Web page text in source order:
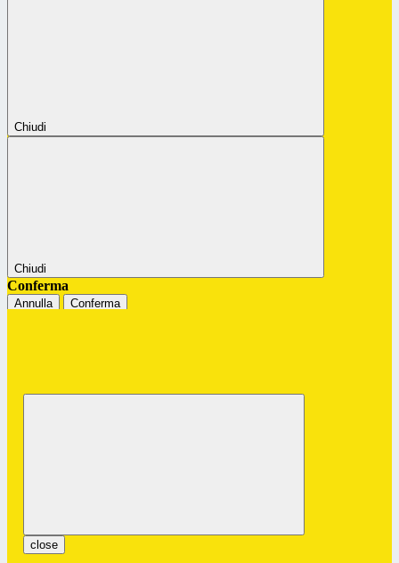
Chiudi
Chiudi
Conferma
Annulla Conferma
close